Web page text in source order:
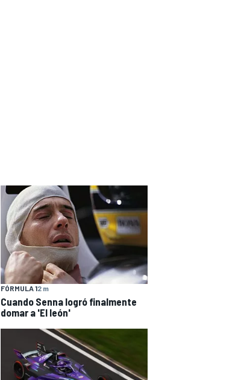
FÓRMULA 12 m
Cuando Senna logró finalmente
domar a 'El león'